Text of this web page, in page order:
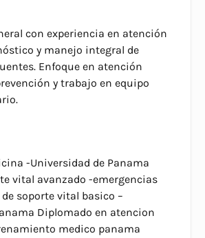
con experiencia en atención
y manejo integral de
Enfoque en atención
y trabajo en equipo
-Universidad de Panama
vital avanzado -emergencias
soporte vital basico –
Diplomado en atencion
medico panama